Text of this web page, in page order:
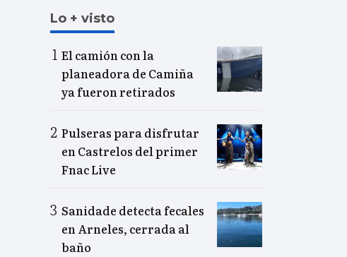
Lo + visto
El camión con la
planeadora de Camiña
ya fueron retirados
Pulseras para disfrutar
en Castrelos del primer
Fnac Live
Sanidade detecta fecales
en Arneles, cerrada al
baño